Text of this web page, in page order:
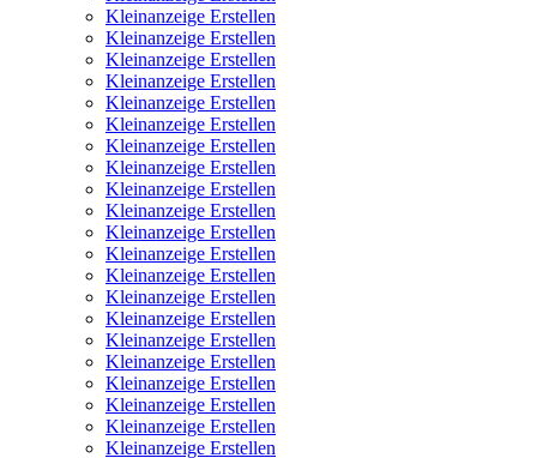
Kleinanzeige Erstellen
Kleinanzeige Erstellen
Kleinanzeige Erstellen
Kleinanzeige Erstellen
Kleinanzeige Erstellen
Kleinanzeige Erstellen
Kleinanzeige Erstellen
Kleinanzeige Erstellen
Kleinanzeige Erstellen
Kleinanzeige Erstellen
Kleinanzeige Erstellen
Kleinanzeige Erstellen
Kleinanzeige Erstellen
Kleinanzeige Erstellen
Kleinanzeige Erstellen
Kleinanzeige Erstellen
Kleinanzeige Erstellen
Kleinanzeige Erstellen
Kleinanzeige Erstellen
Kleinanzeige Erstellen
Kleinanzeige Erstellen